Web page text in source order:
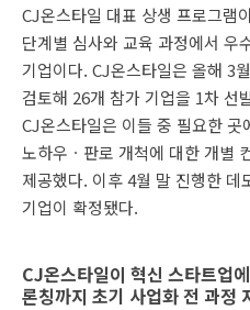
CJ온스타일 대표 상생 프로그램
단계별 심사와 교육 과정에서 우
기업이다. CJ온스타일은 올해 3
검토해 26개 참가 기업을 1차 선
CJ온스타일은 이들 중 필요한 곳
노하우ㆍ판로 개척에 대한 개별
제공했다. 이후 4월 말 진행한
기업이 확정됐다.
CJ온스타일이 혁신 스타트업
론칭까지 초기 사업화 전 과정